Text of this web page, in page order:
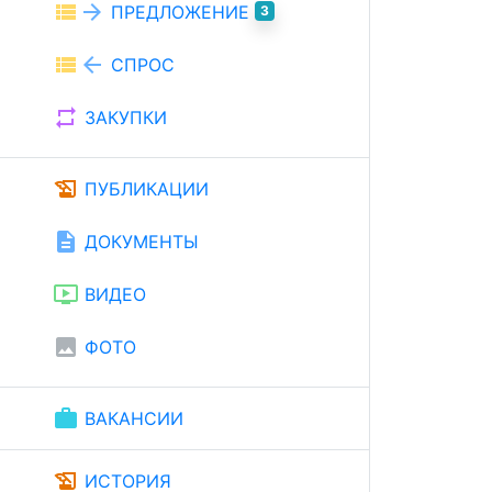
view_list arrow_forward ПРЕДЛОЖЕНИЕ 3
view_list arrow_back СПРОС
repeat ЗАКУПКИ
history_edu ПУБЛИКАЦИИ
description ДОКУМЕНТЫ
ondemand_video ВИДЕО
image ФОТО
work ВАКАНСИИ
history_edu ИСТОРИЯ